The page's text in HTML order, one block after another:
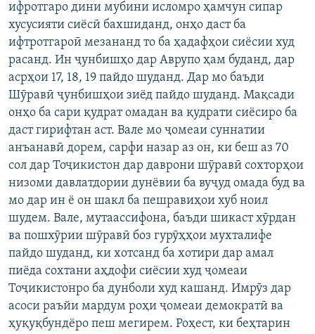
ифротгаро дини мубини исломро ҳамчун сипар
хусусияти сиёсӣ бахшиданд, онҳо даст ба
ифтротгароӣ мезананд то ба ҳадафҳои сиёсии худ
расанд. Ин ҷунбишҳо дар Аврупо ҳам буданд, дар
асрҳои 17, 18, 19 пайдо шуданд. Дар мо баъди
Шӯравӣ ҷунбишҳои зиёд пайдо шуданд. Мақсади
онҳо ба сари қудрат омадан ва қудрати сиёсиро ба
даст гирифтан аст. Вале мо ҷомеаи суннатии
анъанавӣ дорем, сарфи назар аз он, ки беш аз 70
сол дар Тоҷикистон дар даврони шӯравӣ сохторҳои
низоми давлатдории дунёвии ба вуҷуд омада буд ва
мо дар ин ё он шакл ба пешравиҳои хуб ноил
шудем. Вале, мутаассифона, баъди шикаст хӯрдан
ва пошхӯрии шӯравӣ боз гурӯҳҳои мухталифе
пайдо шуданд, ки хотсанд ба хотири дар амал
пиёда сохтани аҳдофи сиёсии худ ҷомеаи
Тоҷикистонро ба дунболи худ кашанд. Имрӯз дар
асоси раъйи мардум роҳи ҷомеаи демократӣ ва
ҳуқуқбундёро пеш мегирем. Роҳест, ки беҳтарин